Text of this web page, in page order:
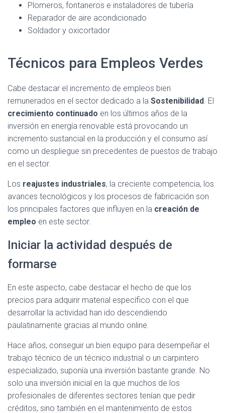
Plomeros, fontaneros e instaladores de tubería
Reparador de aire acondicionado
Soldador y oxicortador
Técnicos para Empleos Verdes
Cabe destacar el incremento de empleos bien
remunerados en el sector dedicado a la Sostenibilidad. El
crecimiento continuado en los últimos años de la
inversión en energía renovable está provocando un
incremento sustancial en la producción y el consumo así
como un despliegue sin precedentes de puestos de trabajo
en el sector.
Los reajustes industriales, la creciente competencia, los
avances tecnológicos y los procesos de fabricación son
los principales factores que influyen en la creación de
empleo en este sector.
Iniciar la actividad después de
formarse
En este aspecto, cabe destacar el hecho de que los
precios para adquirir material específico con el que
desarrollar la actividad han ido descendiendo
paulatinamente gracias al mundo online.
Hace años, conseguir un bien equipo para desempeñar el
trabajo técnico de un técnico industrial o un carpintero
especializado, suponía una inversión bastante grande. No
solo una inversión inicial en la que muchos de los
profesionales de diferentes sectores tenían que pedir
créditos, sino también en el mantenimiento de estos